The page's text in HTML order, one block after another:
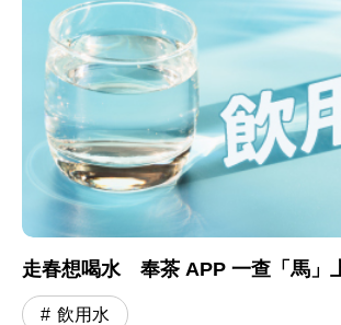
走春想喝水 奉茶 APP 一查「馬」
飲用水